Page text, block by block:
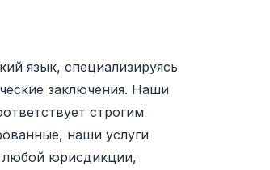
язык, специализируясь
заключения. Наши
строгим
наши услуги
любой юрисдикции,